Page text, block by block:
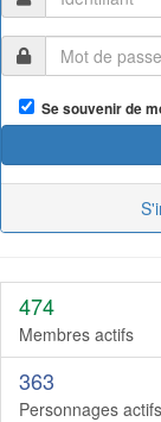
Se souvenir de
474
Membres actifs
363
Personnages actifs